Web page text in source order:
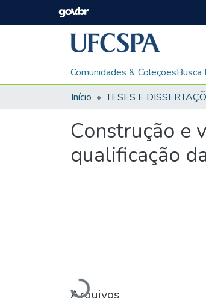
Comunidades & ColeçõesBusca
Início
TESES E
Construção e
qualificação
Arquivos